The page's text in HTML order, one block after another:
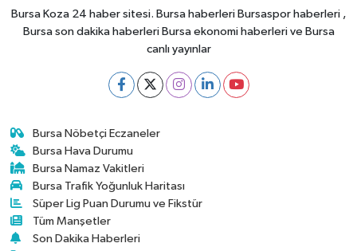
Bursa Koza 24 haber sitesi. Bursa haberleri Bursaspor haberleri ,
Bursa son dakika haberleri Bursa ekonomi haberleri ve Bursa
canlı yayınlar
Bursa Nöbetçi Eczaneler
Bursa Hava Durumu
Bursa Namaz Vakitleri
Bursa Trafik Yoğunluk Haritası
Süper Lig Puan Durumu ve Fikstür
Tüm Manşetler
Son Dakika Haberleri